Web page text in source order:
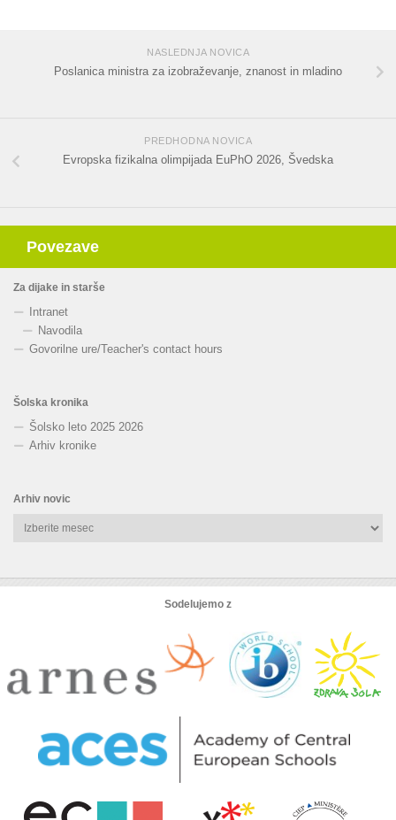
NASLEDNJA NOVICA
Poslanica ministra za izobraževanje, znanost in mladino
PREDHODNA NOVICA
Evropska fizikalna olimpijada EuPhO 2026, Švedska
Povezave
Za dijake in starše
Intranet
Navodila
Govorilne ure/Teacher's contact hours
Šolska kronika
Šolsko leto 2025 2026
Arhiv kronike
Arhiv novic
Arhiv
Sodelujemo z